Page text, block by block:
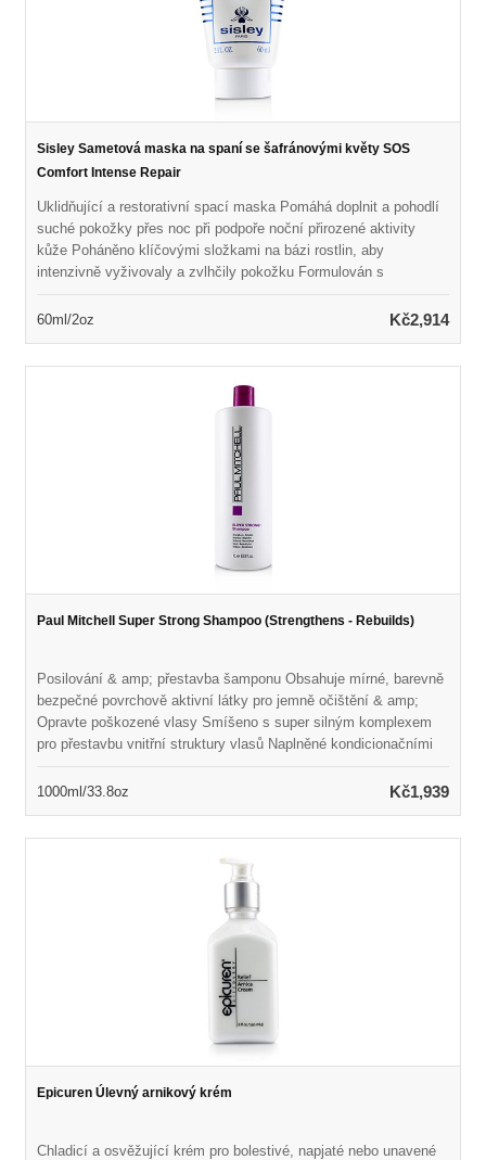
Sisley Sametová maska na spaní se šafránovými květy SOS
Comfort Intense Repair
Uklidňující a restorativní spací maska Pomáhá doplnit a pohodlí
suché pokožky přes noc při podpoře noční přirozené aktivity
kůže Poháněno klíčovými složkami na bázi rostlin, aby
intenzivně vyživovaly a zvlhčily pokožku Formulován s
medového a pomerančového květu přirozeného původu Odhalí
60ml/2oz Kč2,914
Paul Mitchell Super Strong Shampoo (Strengthens - Rebuilds)
Posilování & amp; přestavba šamponu Obsahuje mírné, barevně
bezpečné povrchově aktivní látky pro jemně očištění & amp;
Opravte poškozené vlasy Smíšeno s super silným komplexem
pro přestavbu vnitřní struktury vlasů Naplněné kondicionačními
zároveň zabraňuje poškození každodenními příčinami Zvyšuje
1000ml/33.8oz Kč1,939
Epicuren Úlevný arnikový krém
Chladicí a osvěžující krém pro bolestivé, napjaté nebo unavené